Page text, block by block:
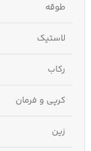
طوقه
لاستیک
رکاب
کرپی و فرمان
زین